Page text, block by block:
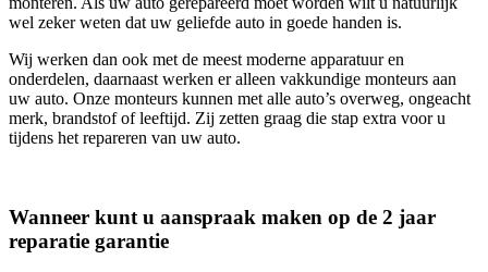
wel zeker weten dat uw geliefde auto in goede handen is.
Wij werken dan ook met de meest moderne apparatuur en
onderdelen, daarnaast werken er alleen vakkundige monteurs aan
uw auto. Onze monteurs kunnen met alle auto’s overweg, ongeacht
merk, brandstof of leeftijd. Zij zetten graag die stap extra voor u
tijdens het repareren van uw auto.
Wanneer kunt u aanspraak maken op de 2 jaar
reparatie garantie